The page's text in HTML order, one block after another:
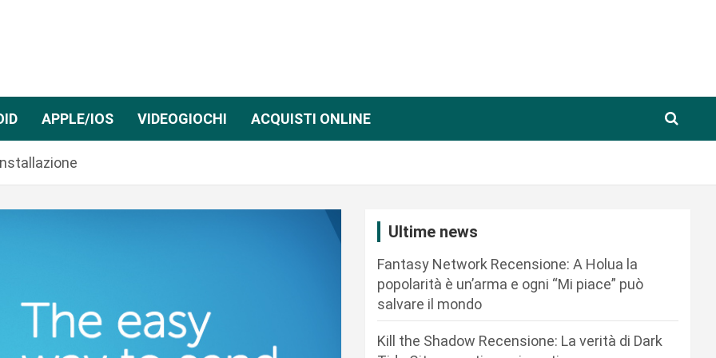
APPLE/IOS VIDEOGIOCHI ACQUISTI ONLINE
Ultime news
Fantasy Network Recensione: A Holua la
popolarità è un’arma e ogni “Mi piace” può
salvare il mondo
Kill the Shadow Recensione: La verità di Dark